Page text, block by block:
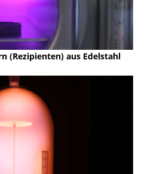
(Rezipienten) aus Edelstahl